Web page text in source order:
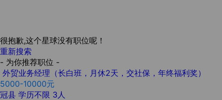
很抱歉,这个星球没有职位呢！
重新搜索
- 为你推荐职位 -
外贸业务经理（长白班，月休2天，交社保，年终福利奖）
5000-10000元
冠县 学历不限 3人